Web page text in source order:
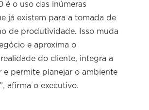
é o uso das inúmeras
já existem para a tomada de
de produtividade. Isso muda
e aproxima o
do cliente, integra a
e permite planejar o ambiente
afirma o executivo.